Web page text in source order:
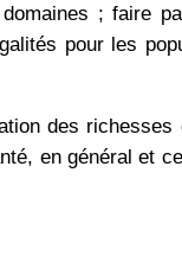
; faire
pour les
des richesses
en général et